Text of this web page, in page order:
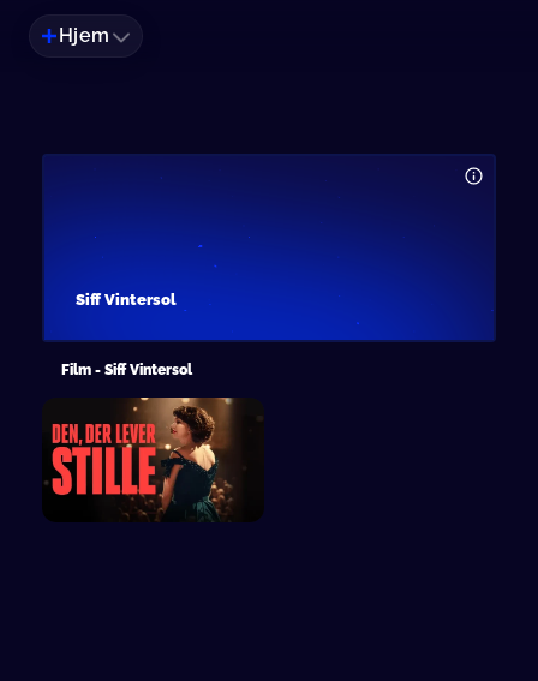
Hjem
Siff Vintersol
Film - Siff Vintersol